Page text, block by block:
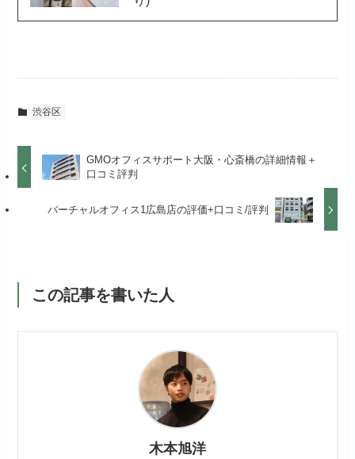
渋谷区
GMOオフィスサポート大阪・心斎橋の詳細情報＋
口コミ評判
バーチャルオフィス1広島店の評価+口コミ/評判
この記事を書いた人
木本旭洋